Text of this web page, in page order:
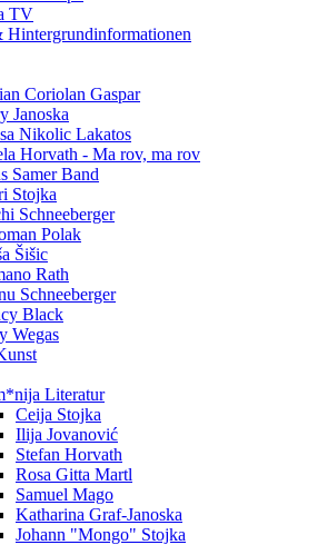
TV
Hintergrundinformationen
Coriolan Gaspar
Janoska
Nikolic Lakatos
Horvath - Ma rov, ma rov
Samer Band
Stojka
Schneeberger
Polak
Šišic
Rath
Schneeberger
Black
Wegas
Literatur
Ceija Stojka
Ilija Jovanović
Stefan Horvath
Rosa Gitta Martl
Samuel Mago
Katharina Graf-Janoska
Johann "Mongo" Stojka